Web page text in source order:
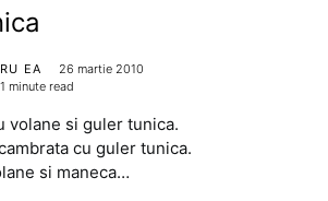
EA
26 martie 2010
1 minute read
volane si guler tunica.
cu guler tunica.
si maneca…